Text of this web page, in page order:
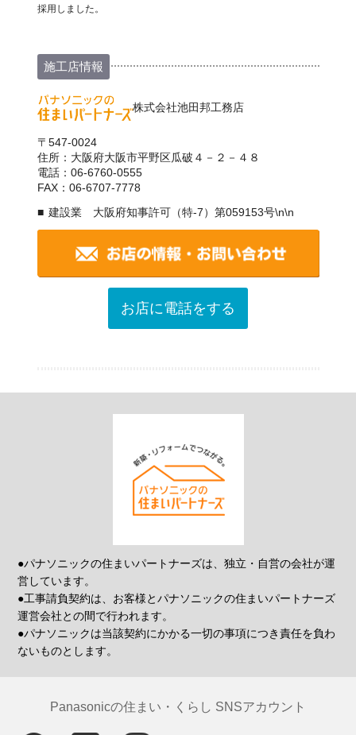
採用しました。
施工店情報
株式会社池田邦工務店
〒547-0024
住所：大阪府大阪市平野区瓜破４－２－４８
電話：06-6760-0555
FAX：06-6707-7778
建設業 大阪府知事許可（特-7）第059153号\n\n
お店に電話をする
●パナソニックの住まいパートナーズは、独立・自営の会社が運
営しています。
●工事請負契約は、お客様とパナソニックの住まいパートナーズ
運営会社との間で行われます。
●パナソニックは当該契約にかかる一切の事項につき責任を負わ
ないものとします。
Panasonicの住まい・くらし SNSアカウント